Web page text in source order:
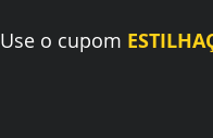
Use o cupom